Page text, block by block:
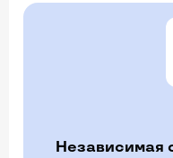
Независимая